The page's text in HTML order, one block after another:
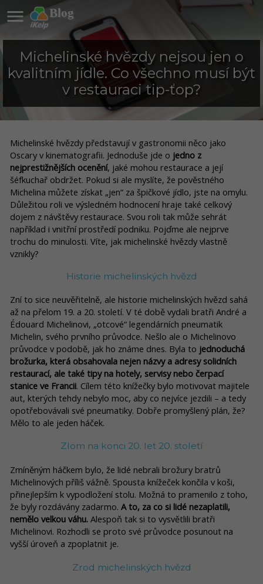
Blog

Michelinské hvězdy nejsou jen o
kvalitním jídle. Co všechno musí být
v restauraci tip-ťop?
Michelinské hvězdy představují v gastronomii něco jako
Oscary v kinematografii. Jednoduše jde o jedno z
nejprestižnějších ocenění, jaké mohou restaurace a její
šéfkuchař obdržet. Pokud si ale myslíte, že pověstného
Michelina můžete získat „jen“ za špičkové jídlo, jste na omylu.
Důležitou roli ve výsledném hodnocení hraje také celkový
dojem z návštěvy restaurace. Svou roli tak může sehrát
například i vnitřní prostředí podniku. Pojďme ale nejprve
trochu do minulosti. Víte, jak michelinské hvězdy vlastně
vznikly?
Historie michelinských hvězd
Zní to sice neuvěřitelně, ale historie michelinských hvězd sahá
až na přelom 19. a 20. století. V té době vydali bratři André a
Édouard Michelinovi, „otcové“ legendárních pneumatik
Michelin, svého prvního průvodce. Nešlo ale o Michelinovo
průvodce v podobě, jak ho známe dnes. Byla to jednoduchá
brožurka, která obsahovala nejen názvy a adresy solidních
restaurací, ale také tipy na hotely, servisy nebo čerpací
stanice ve Francii. Cílem této knížečky bylo motivovat majitele
aut, kterých tehdy nebylo moc, aby co nejvíce jezdili – a tedy
opotřebovávali své pneumatiky. Dobře promyšlený plán, že?
Mělo to ale jeden háček.
Zlom na konci 20. let 20. století
Zmíněným háčkem bylo, že lidé nebrali brožury bratrů
Michelinových příliš vážně. Spousta knížeček končila v koši,
přinejlepším k vypodložení stolu. Možná to pramenilo z toho,
že byly rozdávány zadarmo. A to, za co si lidé nezaplatili,
nemělo velkou váhu. Alespoň tak si to vysvětlili bratři
Michelinovi. Rozhodli se proto své průvodce posunout na
vyšší úroveň a zpoplatnit je.
Zrod michelinských hvězd